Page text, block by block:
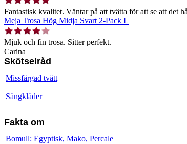
Fantastisk kvalitet. Väntar på att tvätta för att se att det
Meja Trosa Hög Midja Svart 2-Pack L
Mjuk och fin trosa. Sitter perfekt.
Carina
Skötselråd
Missfärgad tvätt
Sängkläder
Fakta om
Bomull: Egyptisk, Mako, Percale